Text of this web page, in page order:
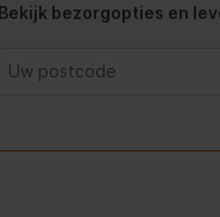
Bekijk bezorgopties en